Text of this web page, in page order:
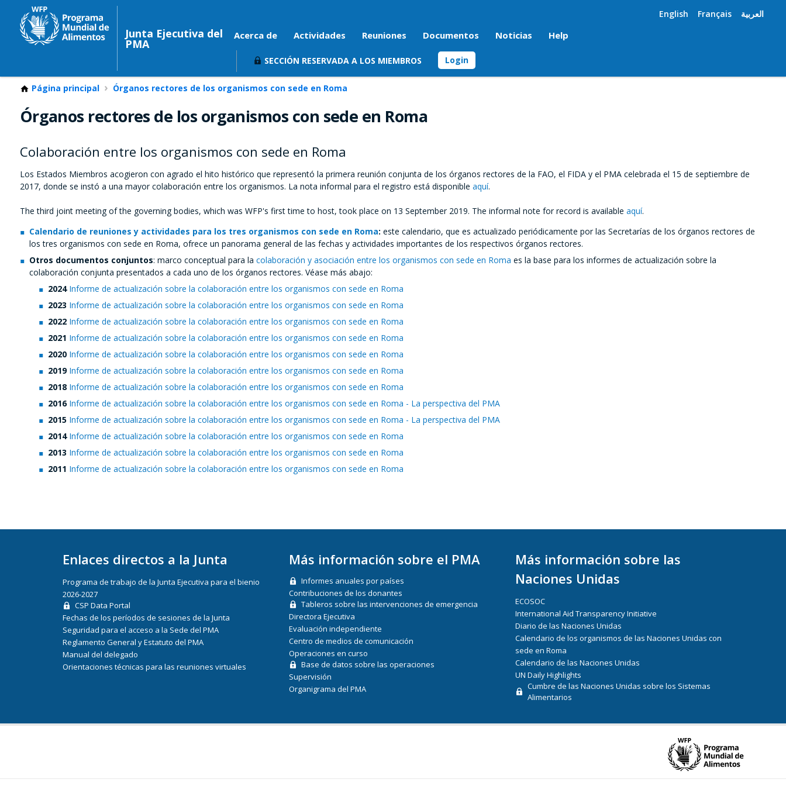
Junta Ejecutiva del
PMA
English Français العربية
Acerca de Actividades Reuniones Documentos Noticias Help
SECCIÓN RESERVADA A LOS MIEMBROS Login
Página principal Órganos rectores de los organismos con sede en Roma
Órganos rectores de los organismos con sede en Roma
Colaboración entre los organismos con sede en Roma
Los Estados Miembros acogieron con agrado el hito histórico que representó la primera reunión conjunta de los órganos rectores de la FAO, el FIDA y el PMA celebrada el 15 de septiembre de
2017, donde se instó a una mayor colaboración entre los organismos. La nota informal para el registro está disponible aquí.
The third joint meeting of the governing bodies, which was WFP's first time to host, took place on 13 September 2019. The informal note for record is available aquí.
Calendario de reuniones y actividades para los tres organismos con sede en Roma:este calendario, que es actualizado periódicamente por las Secretarías de los órganos rectores de
los tres organismos con sede en Roma, ofrece un panorama general de las fechas y actividades importantes de los respectivos órganos rectores.
Otros documentos conjuntos: marco conceptual para lacolaboración y asociación entre los organismos con sede en Roma es la base para los informes de actualización sobre la
colaboración conjunta presentados a cada uno de los órganos rectores. Véase más abajo:
2024 Informe de actualización sobre la colaboración entre los organismos con sede en Roma
2023 Informe de actualización sobre la colaboración entre los organismos con sede en Roma
2022 Informe de actualización sobre la colaboración entre los organismos con sede en Roma
2021 Informe de actualización sobre la colaboración entre los organismos con sede en Roma
2020 Informe de actualización sobre la colaboración entre los organismos con sede en Roma
2019 Informe de actualización sobre la colaboración entre los organismos con sede en Roma
2018 Informe de actualización sobre la colaboración entre los organismos con sede en Roma
2016 Informe de actualización sobre la colaboración entre los organismos con sede en Roma - La perspectiva del PMA
2015 Informe de actualización sobre la colaboración entre los organismos con sede en Roma - La perspectiva del PMA
2014 Informe de actualización sobre la colaboración entre los organismos con sede en Roma
2013 Informe de actualización sobre la colaboración entre los organismos con sede en Roma
2011 Informe de actualización sobre la colaboración entre los organismos con sede en Roma
Enlaces directos a la Junta
Programa de trabajo de la Junta Ejecutiva para el bienio
2026-2027
CSP Data Portal
Fechas de los períodos de sesiones de la Junta
Seguridad para el acceso a la Sede del PMA
Reglamento General y Estatuto del PMA
Manual del delegado
Orientaciones técnicas para las reuniones virtuales
Más información sobre el PMA
Informes anuales por países
Contribuciones de los donantes
Tableros sobre las intervenciones de emergencia
Directora Ejecutiva
Evaluación independiente
Centro de medios de comunicación
Operaciones en curso
Base de datos sobre las operaciones
Supervisión
Organigrama del PMA
Más información sobre las
Naciones Unidas
ECOSOC
International Aid Transparency Initiative
Diario de las Naciones Unidas
Calendario de los organismos de las Naciones Unidas con
sede en Roma
Calendario de las Naciones Unidas
UN Daily Highlights
Cumbre de las Naciones Unidas sobre los Sistemas
Alimentarios